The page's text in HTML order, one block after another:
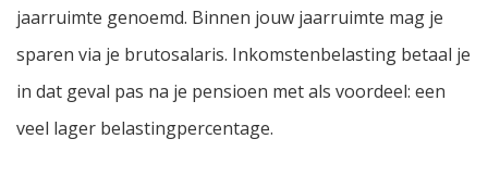
jaarruimte genoemd. Binnen jouw jaarruimte mag je
sparen via je brutosalaris. Inkomstenbelasting betaal je
in dat geval pas na je pensioen met als voordeel: een
veel lager belastingpercentage.